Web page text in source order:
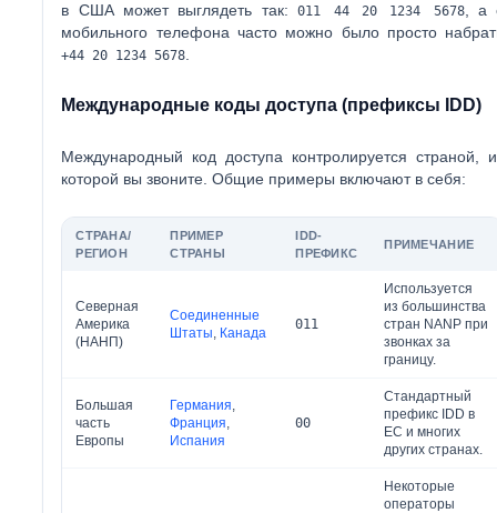
в США может выглядеть так:011 44 ​​20 1234 5678, а
мобильного телефона часто можно было просто
+44 20 1234 5678
Международные коды доступа (префиксы IDD)
Международный код доступа контролируется страной,
которой вы звоните. Общие примеры включают в себя:
СТРАНА/
РЕГИОН
ПРИМЕР
СТРАНЫ
IDD-
ПРЕФИКС
ПРИМЕЧАНИЕ
Северная
Америка
(НАНП)
Соединенные
Штаты, Канада
011
Используется
из большинства
стран NANP при
звонках за
границу.
Большая
часть
Европы
Германия,
Франция,
Испания
00
Стандартный
префикс IDD в
ЕС и многих
других странах.
Некоторые
операторы